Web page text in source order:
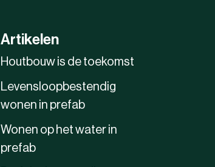
Artikelen
Houtbouw is de toekomst
Levensloopbestendig
wonen in prefab
Wonen op het water in
prefab